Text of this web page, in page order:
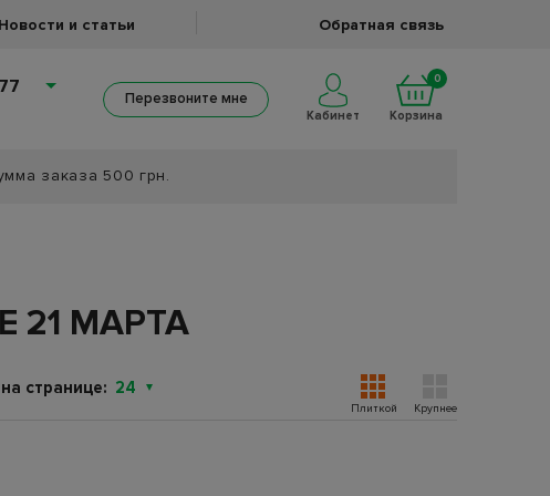
Новости и статьи Обратная связь
Перезвоните мне
Кабинет
0
Корзина
заказа 500 грн.
21 МАРТА
странице: 24
Плиткой Крупнее